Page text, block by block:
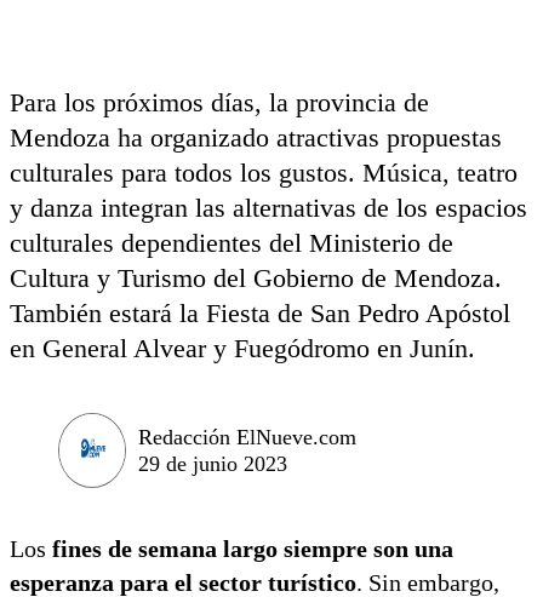
Para los próximos días, la provincia de
Mendoza ha organizado atractivas propuestas
culturales para todos los gustos. Música, teatro
y danza integran las alternativas de los espacios
culturales dependientes del Ministerio de
Cultura y Turismo del Gobierno de Mendoza.
También estará la Fiesta de San Pedro Apóstol
en General Alvear y Fuegódromo en Junín.
Redacción ElNueve.com
29 de junio 2023
Los fines de semana largo siempre son una
esperanza para el sector turístico. Sin embargo,